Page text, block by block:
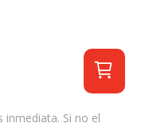
inmediata. Si no el